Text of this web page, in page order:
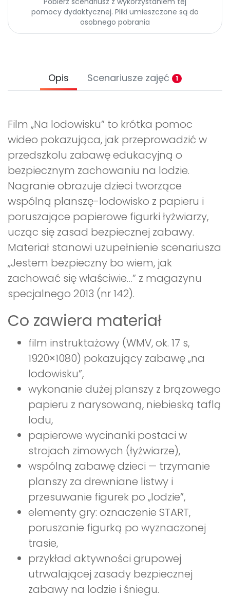
Archiwalne numery
Promocje
pomocy dydaktycznej. Pliki umieszczone są do
osobnego pobrania
Opis Scenariusze zajęć 1
Film „Na lodowisku” to krótka pomoc
wideo pokazująca, jak przeprowadzić w
przedszkolu zabawę edukacyjną o
bezpiecznym zachowaniu na lodzie.
Nagranie obrazuje dzieci tworzące
wspólną planszę-lodowisko z papieru i
poruszające papierowe figurki łyżwiarzy,
ucząc się zasad bezpiecznej zabawy.
Materiał stanowi uzupełnienie scenariusza
„Jestem bezpieczny bo wiem, jak
zachować się właściwie…” z magazynu
specjalnego 2013 (nr 142).
Co zawiera materiał
film instruktażowy (WMV, ok. 17 s,
1920×1080) pokazujący zabawę „na
lodowisku”,
wykonanie dużej planszy z brązowego
papieru z narysowaną, niebieską taflą
lodu,
papierowe wycinanki postaci w
strojach zimowych (łyżwiarze),
wspólną zabawę dzieci — trzymanie
planszy za drewniane listwy i
przesuwanie figurek po „lodzie”,
elementy gry: oznaczenie START,
poruszanie figurką po wyznaczonej
trasie,
przykład aktywności grupowej
utrwalającej zasady bezpiecznej
zabawy na lodzie i śniegu.